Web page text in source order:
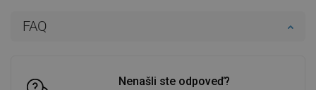
FAQ
Nenašli ste odpoveď?